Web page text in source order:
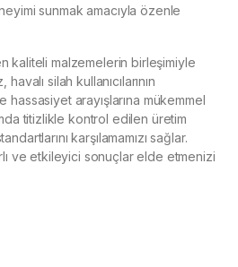
sunmak amacıyla özenle
kaliteli malzemelerin birleşimiyle
silah kullanıcılarının
arayışlarına mükemmel
titizlikle kontrol edilen üretim
karşılamamızı sağlar.
ve etkileyici sonuçlar elde etmenizi